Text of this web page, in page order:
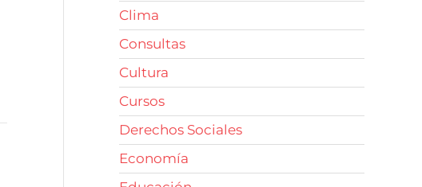
Clima
Consultas
Cultura
Cursos
Derechos Sociales
Economía